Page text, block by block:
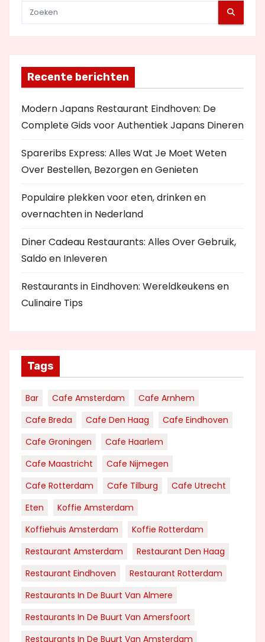
Recente berichten
Modern Japans Restaurant Eindhoven: De
Complete Gids voor Authentiek Japans Dineren
Spareribs Express: Alles Wat Je Moet Weten
Over Bestellen, Bezorgen en Genieten
Populaire plekken voor eten, drinken en
overnachten in Nederland
Diner Cadeau Restaurants: Alles Over Gebruik,
Saldo en Inleveren
Restaurants in Eindhoven: Wereldkeukens en
Culinaire Tips
Tags
Bar Cafe Amsterdam
Cafe Arnhem
Cafe Breda
Cafe Den Haag
Cafe Eindhoven
Cafe Groningen
Cafe Haarlem
Cafe Maastricht
Cafe Nijmegen
Cafe Rotterdam
Cafe Tilburg
Cafe Utrecht
Eten
Koffie Amsterdam
Koffiehuis Amsterdam
Koffie Rotterdam
Restaurant Amsterdam
Restaurant Den Haag
Restaurant Eindhoven
Restaurant Rotterdam
Restaurants In De Buurt Van Almere
Restaurants In De Buurt Van Amersfoort
Restaurants In De Buurt Van Amsterdam